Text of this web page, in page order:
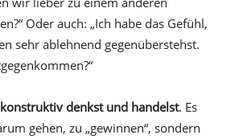
Oder auch: „Ich habe das Gefühl,
sehr ablehnend gegenüberstehst.
konstruktiv denkst und handelst. Es
gehen, zu „gewinnen“, sondern